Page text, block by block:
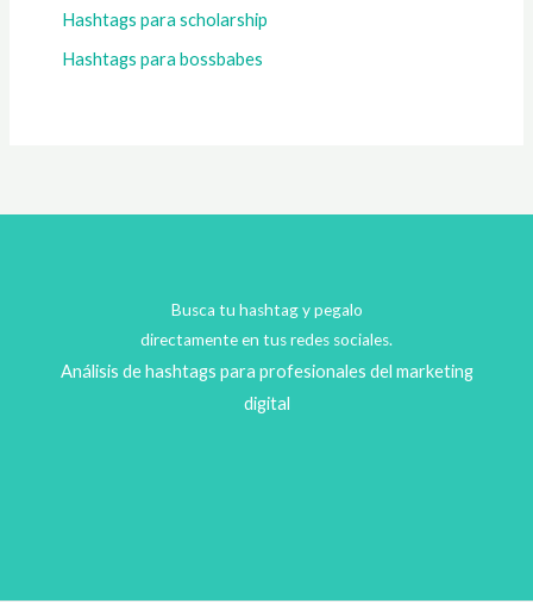
Hashtags para scholarship
Hashtags para bossbabes
Busca tu hashtag y pegalo
directamente en tus redes sociales.
Análisis de hashtags para profesionales del marketing
digital